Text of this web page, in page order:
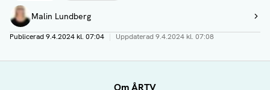
Författare
Malin Lundberg
Visa profil
Publicerad9.4.2024 kl. 07:04 | Uppdaterad9.4.2024 kl. 07:08